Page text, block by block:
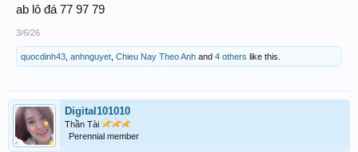
ab lô đá 77 97 79
3/6/26
quocdinh43 anhnguyet Chieu Nay Theo Anh and 4 others like this.
Digital101010
Thần Tài
Perennial member